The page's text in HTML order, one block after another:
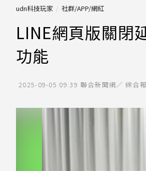
udn科技玩家 社群/APP/網紅
LINE網頁版關閉
功能
2025-09-05 09:39 聯合新聞網／ 綜合